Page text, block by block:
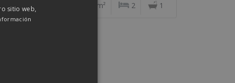
Santa Catalina 64 m² 2 1
sitio web,